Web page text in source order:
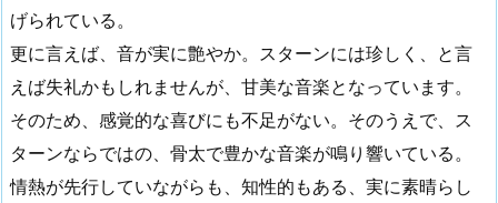
げられている。
更に言えば、音が実に艶やか。スターンには珍しく、と言
えば失礼かもしれませんが、甘美な音楽となっています。
そのため、感覚的な喜びにも不足がない。そのうえで、ス
ターンならではの、骨太で豊かな音楽が鳴り響いている。
情熱が先行していながらも、知性的もある、実に素晴らし